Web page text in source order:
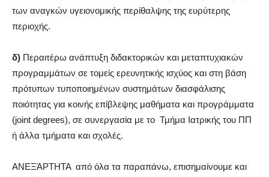
των αναγκών υγειονομικής περίθαλψης της ευρύτερης
περιοχής.
δ) Περαιτέρω ανάπτυξη διδακτορικών και μεταπτυχιακών
προγραμμάτων σε τομείς ερευνητικής ισχύος και στη βάση
πρότυπων τυποποιημένων συστημάτων διασφάλισης
ποιότητας για κοινής επίβλεψης μαθήματα και προγράμματα
(joint degrees), σε συνεργασία με το Τμήμα Ιατρικής του ΠΠ
ή άλλα τμήματα και σχολές.
ΑΝΕΞΆΡΤΗΤΑ από όλα τα παραπάνω, επισημαίνουμε και